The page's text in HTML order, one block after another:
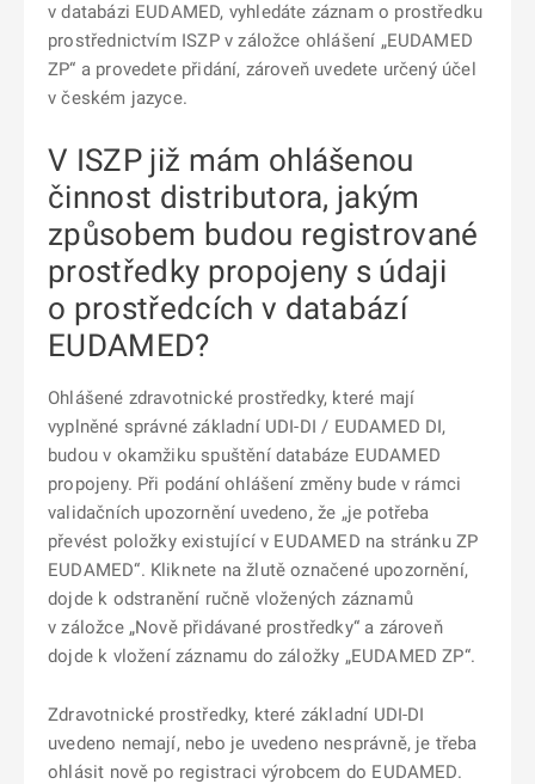
v databázi EUDAMED, vyhledáte záznam o prostředku
prostřednictvím ISZP v záložce ohlášení „EUDAMED
ZP“ a provedete přidání, zároveň uvedete určený účel
v českém jazyce.
V ISZP již mám ohlášenou
činnost distributora, jakým
způsobem budou registrované
prostředky propojeny s údaji
o prostředcích v databází
EUDAMED?
Ohlášené zdravotnické prostředky, které mají
vyplněné správné základní UDI-DI / EUDAMED DI,
budou v okamžiku spuštění databáze EUDAMED
propojeny. Při podání ohlášení změny bude v rámci
validačních upozornění uvedeno, že „je potřeba
převést položky existující v EUDAMED na stránku ZP
EUDAMED“. Kliknete na žlutě označené upozornění,
dojde k odstranění ručně vložených záznamů
v záložce „Nově přidávané prostředky“ a zároveň
dojde k vložení záznamu do záložky „EUDAMED ZP“.
Zdravotnické prostředky, které základní UDI-DI
uvedeno nemají, nebo je uvedeno nesprávně, je třeba
ohlásit nově po registraci výrobcem do EUDAMED.